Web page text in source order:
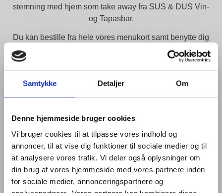
Samtykke Detaljer Om
Denne hjemmeside bruger cookies
Vi bruger cookies til at tilpasse vores indhold og
annoncer, til at vise dig funktioner til sociale medier og til
at analysere vores trafik. Vi deler også oplysninger om
din brug af vores hjemmeside med vores partnere inden
for sociale medier, annonceringspartnere og
stemning med hjem som take away fra SUS & DUS Vin-
og Tapasbar.
Du kan bestille fra hele vores menukort samt benytte dig
TAKE AWAY OFFER:
2 x tapastallerken + 1 flaske af husets vin (udvalgt af
os)
Kun 549,-
(normalpris 673,-)
Tilbuddet gælder kun som Take Away.
Du bestiller take away til afhenting i vinbaren ved at
ringe til SUS & DUS: